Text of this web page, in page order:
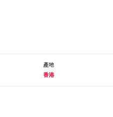
產地
香港